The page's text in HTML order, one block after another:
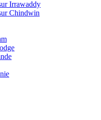
Irrawaddy
Chindwin